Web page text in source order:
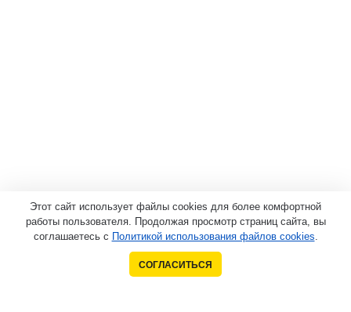
Этот сайт использует файлы cookies для более комфортной
работы пользователя. Продолжая просмотр страниц сайта, вы
соглашаетесь с Политикой использования файлов cookies.
СОГЛАСИТЬСЯ